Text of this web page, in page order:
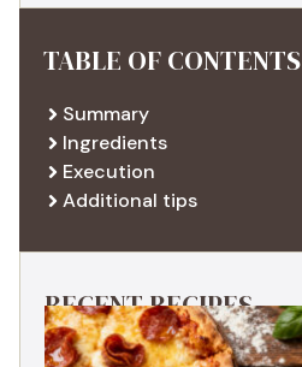
TABLE OF CONTENTS
Summary
Ingredients
Execution
Additional tips
RECENT RECIPES